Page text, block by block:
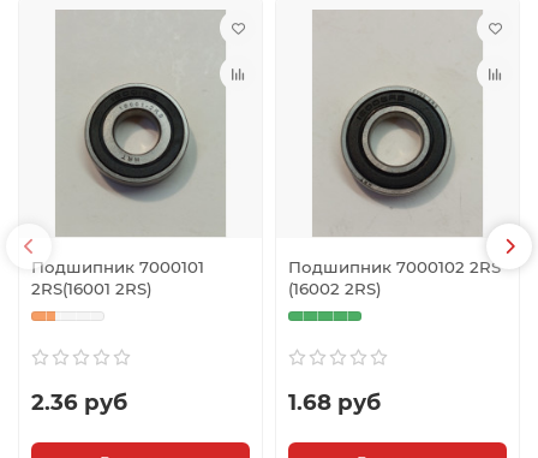
Подшипник 7000101
2RS(16001 2RS)
2.36 руб
Подшипник 7000102 2RS
(16002 2RS)
1.68 руб